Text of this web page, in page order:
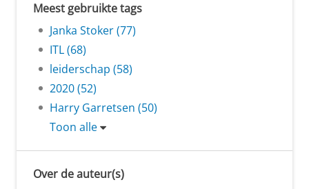
Meest gebruikte tags
Janka Stoker (77)
ITL (68)
leiderschap (58)
2020 (52)
Harry Garretsen (50)
Toon alle
Over de auteur(s)